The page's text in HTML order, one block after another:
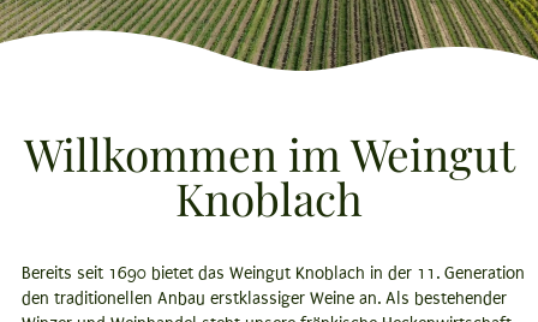
Willkommen im Weingut
Knoblach
Bereits seit 1690 bietet das Weingut Knoblach in der 11. Generation
den traditionellen Anbau erstklassiger Weine an. Als bestehender